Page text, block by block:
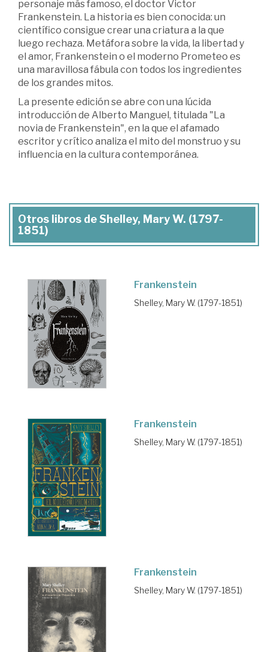
personaje más famoso, el doctor Victor
Frankenstein. La historia es bien conocida: un
científico consigue crear una criatura a la que
luego rechaza. Metáfora sobre la vida, la libertad y
el amor, Frankenstein o el moderno Prometeo es
una maravillosa fábula con todos los ingredientes
de los grandes mitos.
La presente edición se abre con una lúcida
introducción de Alberto Manguel, titulada "La
novia de Frankenstein", en la que el afamado
escritor y crítico analiza el mito del monstruo y su
influencia en la cultura contemporánea.
Otros libros de Shelley, Mary W. (1797-
1851)
Frankenstein
Shelley, Mary W. (1797-1851)
Frankenstein
Shelley, Mary W. (1797-1851)
Frankenstein
Shelley, Mary W. (1797-1851)